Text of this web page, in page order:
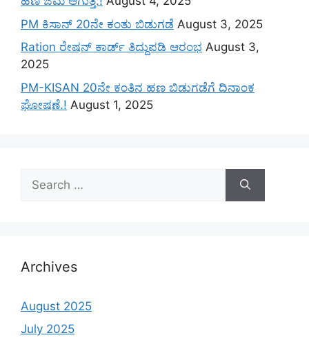
PM ಕಿಸಾನ್ 20ನೇ ಕಂತು ಬಿಡುಗಡೆ August 3, 2025
Ration ರೇಷನ್ ಕಾರ್ಡ್ ತಿದ್ದುಪಡಿ ಆರಂಭ August 3,
2025
PM-KISAN 20ನೇ ಕಂತಿನ ಹಣ ಬಿಡುಗಡೆಗೆ ದಿನಾಂಕ
ಘೋಷಣೆ.! August 1, 2025
for:
Archives
August 2025
July 2025